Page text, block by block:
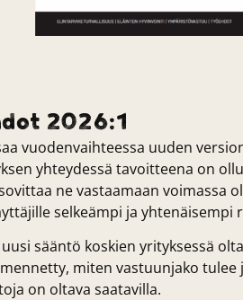
2026:1
vuodenvaihteessa uuden
yhteydessä tavoitteena on
ne vastaamaan voimassa
selkeämpi ja yhtenäisempi
sääntö koskien yrityksessä
miten vastuunjako tulee
on oltava saatavilla.